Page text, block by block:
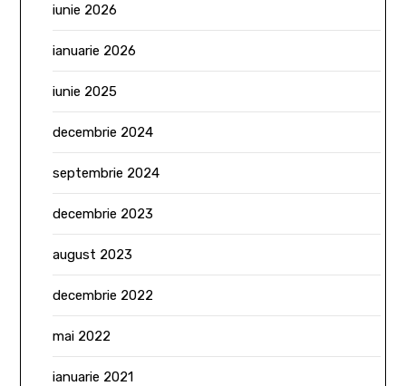
iunie 2026
ianuarie 2026
iunie 2025
decembrie 2024
septembrie 2024
decembrie 2023
august 2023
decembrie 2022
mai 2022
ianuarie 2021